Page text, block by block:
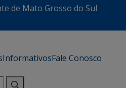
de Mato Grosso do Sul
InformativosFale Conosco